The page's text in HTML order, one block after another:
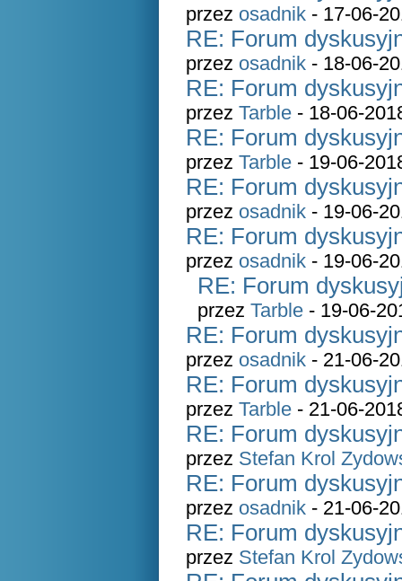
przez osadnik - 17-06-
RE: Forum
przez osadnik - 18-06-
RE: Forum
przez Tarble - 18-06-
RE: Forum
przez Tarble - 19-06-
RE: Forum
przez osadnik - 19-06-
RE: Forum
przez osadnik - 19-06-
RE: Forum
przez Tarble - 19-06-
RE: Forum
przez osadnik - 21-06-
RE: Forum
przez Tarble - 21-06-
RE: Forum
przez Stefan Krol
RE: Forum
przez osadnik - 21-06-
RE: Forum
przez Stefan Krol